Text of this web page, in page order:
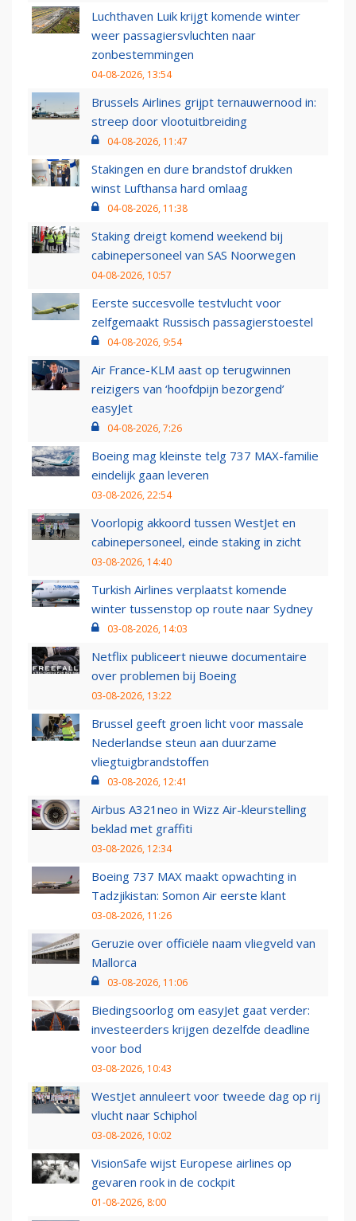
Luchthaven Luik krijgt komende winter
weer passagiersvluchten naar
zonbestemmingen
04-08-2026, 13:54
Brussels Airlines grijpt ternauwernood in:
streep door vlootuitbreiding
04-08-2026, 11:47
Stakingen en dure brandstof drukken
winst Lufthansa hard omlaag
04-08-2026, 11:38
Staking dreigt komend weekend bij
cabinepersoneel van SAS Noorwegen
04-08-2026, 10:57
Eerste succesvolle testvlucht voor
zelfgemaakt Russisch passagierstoestel
04-08-2026, 9:54
Air France-KLM aast op terugwinnen
reizigers van ‘hoofdpijn bezorgend’
easyJet
04-08-2026, 7:26
Boeing mag kleinste telg 737 MAX-familie
eindelijk gaan leveren
03-08-2026, 22:54
Voorlopig akkoord tussen WestJet en
cabinepersoneel, einde staking in zicht
03-08-2026, 14:40
Turkish Airlines verplaatst komende
winter tussenstop op route naar Sydney
03-08-2026, 14:03
Netflix publiceert nieuwe documentaire
over problemen bij Boeing
03-08-2026, 13:22
Brussel geeft groen licht voor massale
Nederlandse steun aan duurzame
vliegtuigbrandstoffen
03-08-2026, 12:41
Airbus A321neo in Wizz Air-kleurstelling
beklad met graffiti
03-08-2026, 12:34
Boeing 737 MAX maakt opwachting in
Tadzjikistan: Somon Air eerste klant
03-08-2026, 11:26
Geruzie over officiële naam vliegveld van
Mallorca
03-08-2026, 11:06
Biedingsoorlog om easyJet gaat verder:
investeerders krijgen dezelfde deadline
voor bod
03-08-2026, 10:43
WestJet annuleert voor tweede dag op rij
vlucht naar Schiphol
03-08-2026, 10:02
VisionSafe wijst Europese airlines op
gevaren rook in de cockpit
01-08-2026, 8:00